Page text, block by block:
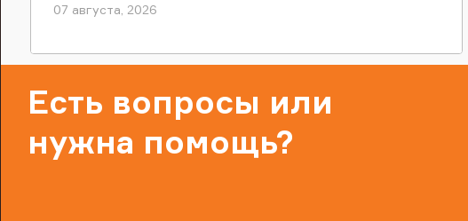
07 августа, 2026
Есть вопросы или
нужна помощь?